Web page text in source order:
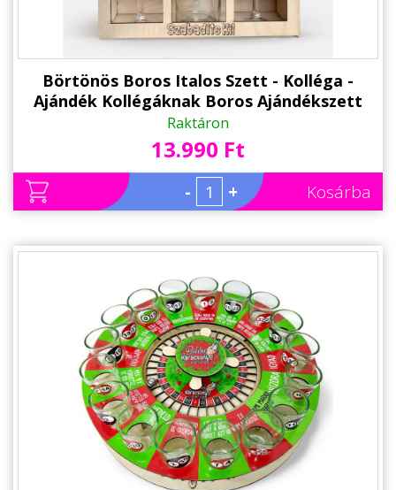
Börtönös Boros Italos Szett - Kolléga -
Ajándék Kollégáknak Boros Ajándékszett
Raktáron
13.990 Ft
- + Kosárba